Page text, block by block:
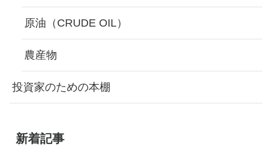
原油（CRUDE OIL）
農産物
投資家のための本棚
新着記事